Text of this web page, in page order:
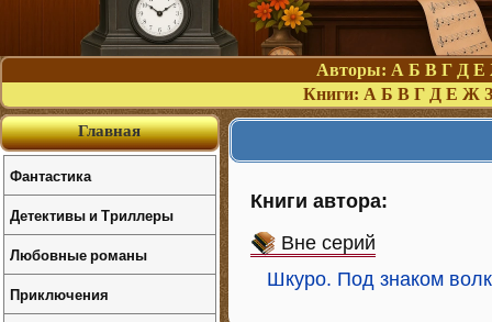
Авторы: А Б В Г Д Е
Книги: А Б В Г Д Е Ж З
Книги автора:
Вне серий
Шкуро. Под знаком
Главная
Фантастика
Детективы и Триллеры
Любовные романы
Приключения